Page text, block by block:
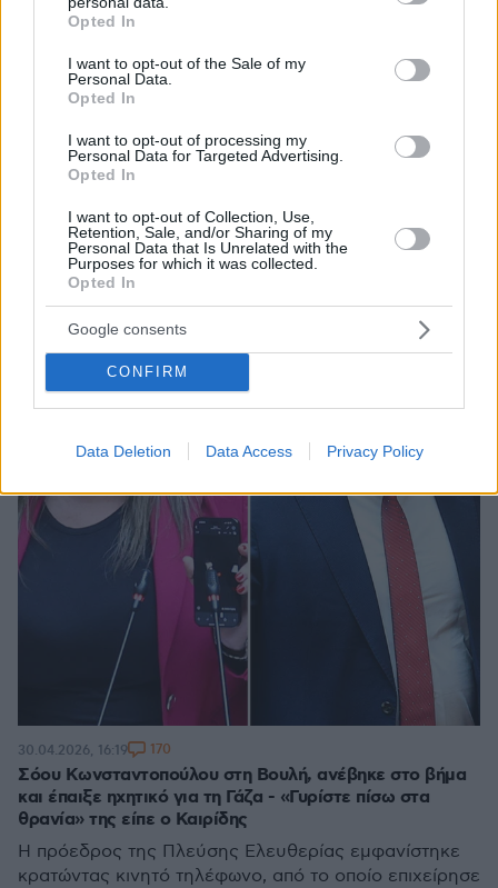
grant or deny consent to Google and its third-party tags to
use your data for below specified purposes in below Google
consent section.
Opted In
I want to opt-out of the Sale of my
Personal Data.
Opted In
I want to opt-out of processing my
Personal Data for Targeted Advertising.
Opted In
I want to opt-out of Collection, Use,
Retention, Sale, and/or Sharing of my
Personal Data that Is Unrelated with the
Purposes for which it was collected.
Opted In
Google consents
CONFIRM
Data Deletion Data Access Privacy Policy
Πρωταγωνίστρια για ακόμη μία φορά στους καυγάδες η
Κωνσταντοπούλου: Τα ΄βαλε με Δουδωνή για την Αρχή
Επεισόδια έντασης και σφοδρής αντιπαράθεσης σε
κοινοβουλευτικές επιτροπές και Ολομέλεια, δείτε
01.05.2026, 09:00
Σόου Κωνσταντοπούλου στη Βουλή, ανέβηκε στο βήμα
και έπαιξε ηχητικό για τη Γάζα - «Γυρίστε πίσω στα
θρανία» της είπε ο Καιρίδης
Η πρόεδρος της Πλεύσης Ελευθερίας εμφανίστηκε
κρατώντας κινητό τηλέφωνο, από το οποίο επιχείρησε
30.04.2026, 16:19 170